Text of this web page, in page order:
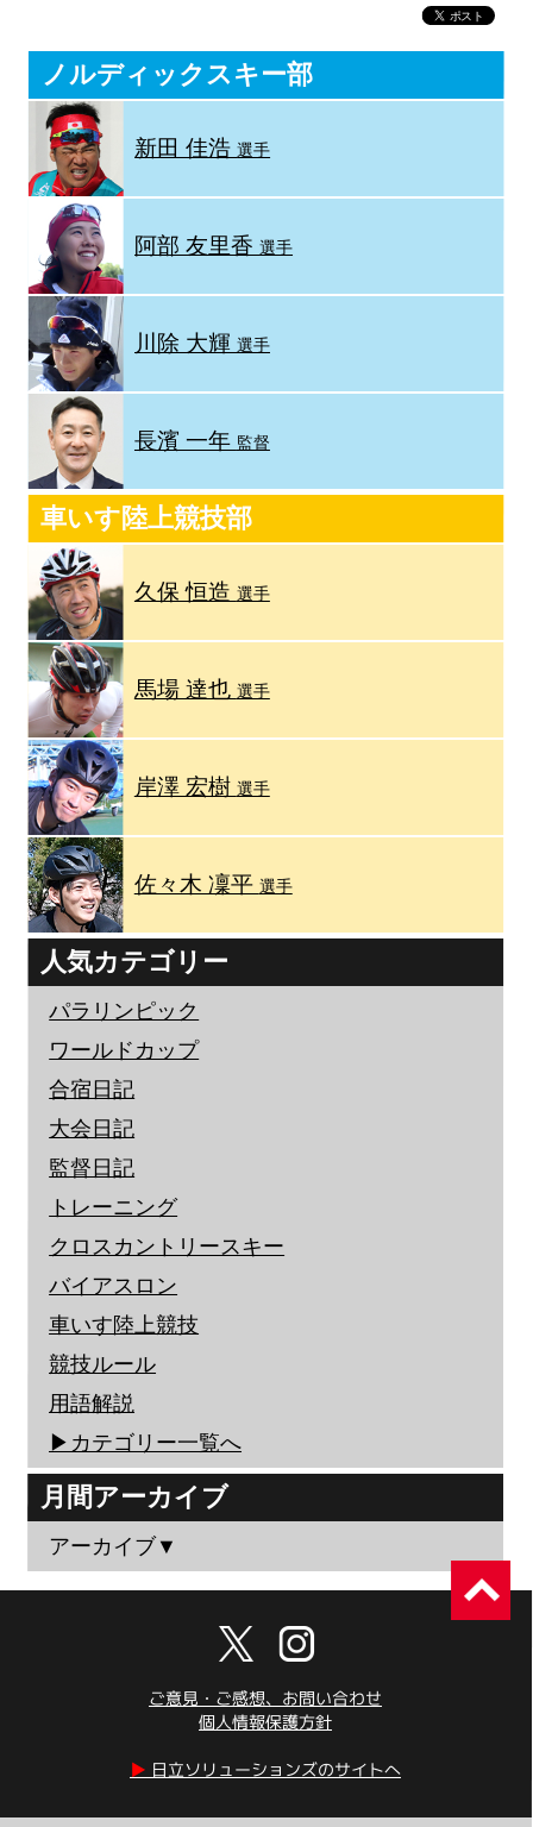
ノルディックスキー部
新田 佳浩選手
阿部 友里香選手
川除 大輝選手
長濱 一年 監督
車いす陸上競技部
久保 恒造 選手
馬場 達也 選手
岸澤 宏樹 選手
佐々木 凜平 選手
人気カテゴリー
パラリンピック
ワールドカップ
合宿日記
大会日記
監督日記
トレーニング
クロスカントリースキー
バイアスロン
車いす陸上競技
競技ルール
用語解説
▶︎カテゴリー一覧へ
月間アーカイブ
アーカイブ▼
ご意見・ご感想、お問い合わせ
個人情報保護方針
▶︎ 日立ソリューションズのサイトへ